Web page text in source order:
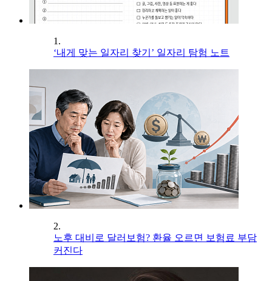
1.
‘내게 맞는 일자리 찾기’ 일자리 탐험 노트
2.
노후 대비로 달러보험? 환율 오르면 보험료 부담
커진다